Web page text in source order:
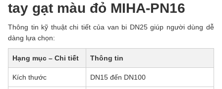
tay gạt màu đỏ MIHA-PN16
Thông tin kỹ thuật chi tiết của van bi DN25 giúp người dùng dễ
dàng lựa chọn:
Hạng mục – Chi tiết Thông tin
Kích thước DN15 đến DN100